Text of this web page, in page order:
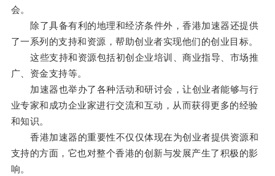
会。
除了具备有利的地理和经济条件外，香港加速器还提供
了一系列的支持和资源，帮助创业者实现他们的创业目标。
这些支持和资源包括初创企业培训、商业指导、市场推
广、资金支持等。
加速器也举办了各种活动和研讨会，让创业者能够与行
业专家和成功企业家进行交流和互动，从而获得更多的经验
和知识。
香港加速器的重要性不仅仅体现在为创业者提供资源和
支持的方面，它也对整个香港的创新与发展产生了积极的影
响。